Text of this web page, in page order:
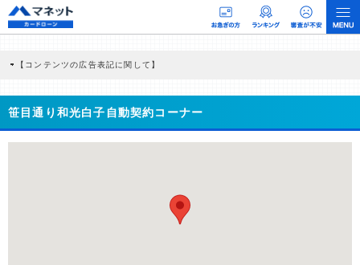
【コンテンツの広告表記に関して】
商品を根拠なくPRするものではなく、当編集部の調査／ユーザーへの口コミ収集な
どに基づき、公平性を担保した情報提供を行っています。
>提携企業一覧
笹目通り和光白子自動契約コーナー